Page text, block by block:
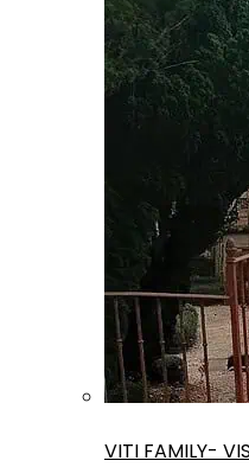
VITI FAMILY-